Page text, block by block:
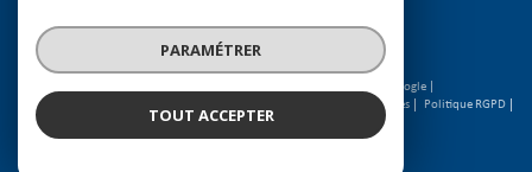
© 2026 | Tous droits réservés | Traduction powered by Google |
Nos honoraires
Partenaires
Politique RGPD
Cookies
PARAMÉTRER
TOUT ACCEPTER